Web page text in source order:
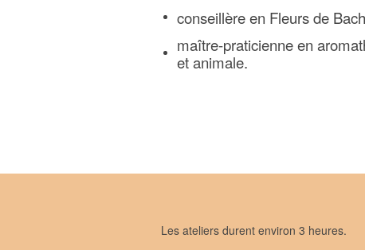
conseillère en Fleurs de
maître-praticienne en
et animale.
Les ateliers durent environ 3 heures.